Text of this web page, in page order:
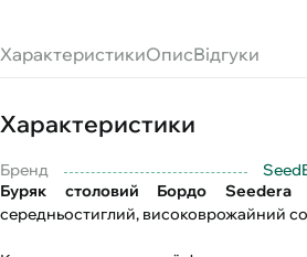
ХарактеристикиОписВідгуки
Характеристики
Бренд
Буряк столовий Бордо
середньостиглий, високоврожайний